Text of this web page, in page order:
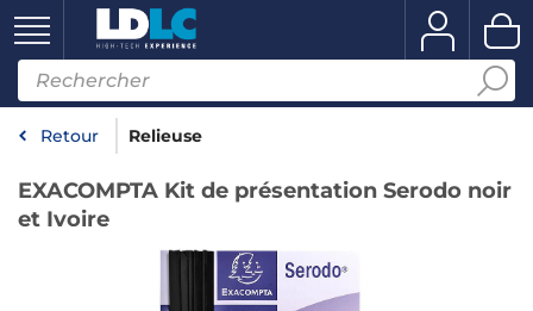
Retour Relieuse
EXACOMPTA Kit de présentation Serodo noir
et Ivoire